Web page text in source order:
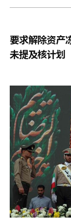
要求解除资产
未提及核计划